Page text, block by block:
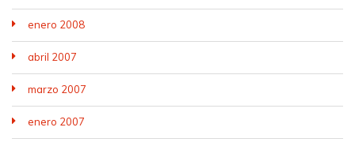
enero 2008
abril 2007
marzo 2007
enero 2007